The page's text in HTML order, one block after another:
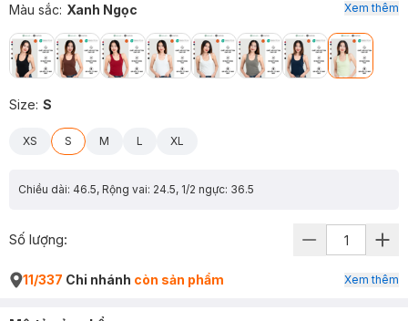
Màu sắc: Xanh Ngọc
Size: S
XS S M L XL
Chiều dài: 46.5, Rộng vai: 24.5, 1/2 ngực: 36.5
Xem thêm
Số lượng:
11/337 Chi nhánh còn sản phẩm Xem thêm